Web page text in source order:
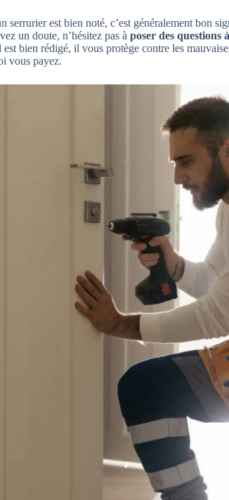
serrurier est bien noté, c’est généralement bon
un doute, n’hésitez pas à poser des questions
bien rédigé, il vous protège contre les
vous payez.